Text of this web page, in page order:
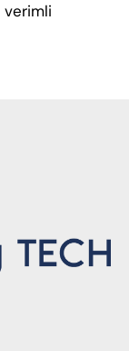
verimli